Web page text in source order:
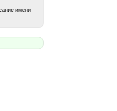
имени